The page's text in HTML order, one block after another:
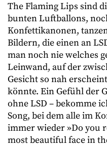
The Flaming Lips sind
bunten Luftballons,
Konfettikanonen,
Bildern, die einen an
man noch nie welches
Leinwand, auf der
Gesicht so nah
könnte. Ein Gefühl der
ohne LSD – bekomme
Song, bei dem alle im
immer wieder »Do you
most beautiful face in